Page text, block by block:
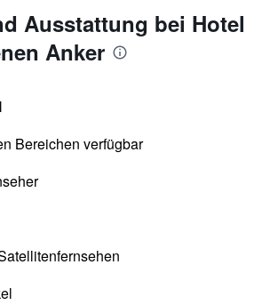
Ausstattung bei Hotel
Anker
Bereichen verfügbar